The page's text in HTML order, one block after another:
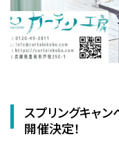
スプリングキャ
開催決定！